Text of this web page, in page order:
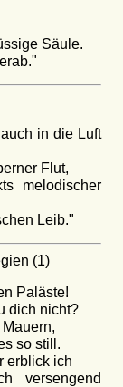
Säule.
in die Luft
Flut,
melodischer
Leib."
(1)
Paläste!
dich nicht?
so still.
erblick ich
versengend